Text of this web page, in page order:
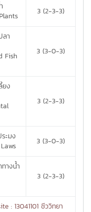
3 (2-3-3)
ลา
Fish
3 (3-0-3)
ยง
3 (2-3-3)
ะมง
3 (3-0-3)
างน้ำ
3 (2-3-3)
: 13041101 ชีววิทยา